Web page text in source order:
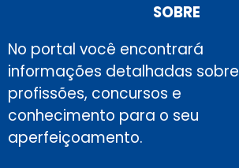
SOBRE
No portal você encontrará
informações detalhadas sobre
profissões, concursos e
conhecimento para o seu
aperfeiçoamento.